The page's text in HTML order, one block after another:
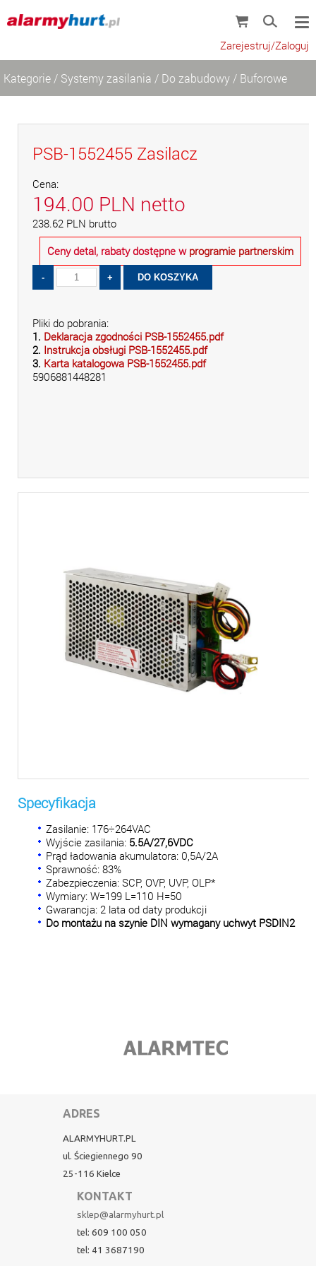
Zarejestruj/Zaloguj
Kategorie / Systemy zasilania / Do zabudowy / Buforowe
PSB-1552455 Zasilacz
Cena:
194.00 PLN netto
238.62 PLN brutto
Ceny detal, rabaty dostępne w programie partnerskim
Pliki do pobrania:
1. Deklaracja zgodności PSB-1552455.pdf
2. Instrukcja obsługi PSB-1552455.pdf
3. Karta katalogowa PSB-1552455.pdf
5906881448281
Specyfikacja
Zasilanie: 176÷264VAC
Wyjście zasilania: 5.5A/27,6VDC
Prąd ładowania akumulatora: 0,5A/2A
Sprawność: 83%
Zabezpieczenia: SCP, OVP, UVP, OLP*
Wymiary: W=199 L=110 H=50
Gwarancja: 2 lata od daty produkcji
Do montażu na szynie DIN wymagany uchwyt PSDIN2
ADRES
ALARMYHURT.PL
ul. Ściegiennego 90
25-116 Kielce
KONTAKT
sklep@alarmyhurt.pl
tel: 609 100 050
tel: 41 3687190